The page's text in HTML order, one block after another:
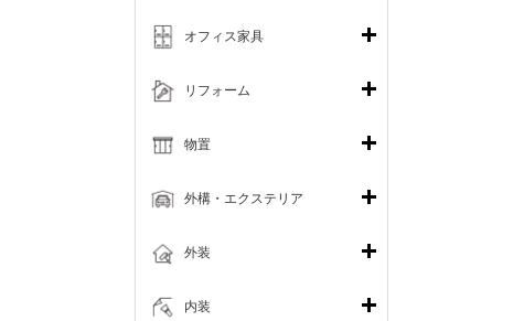
オフィス家具
リフォーム
物置
外構・エクステリア
外装
内装